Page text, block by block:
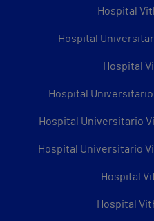
Hospital
Hospital
Hospital
Hospital
Hospital Universitario
Hospital Universitario
Hospital
Hospital